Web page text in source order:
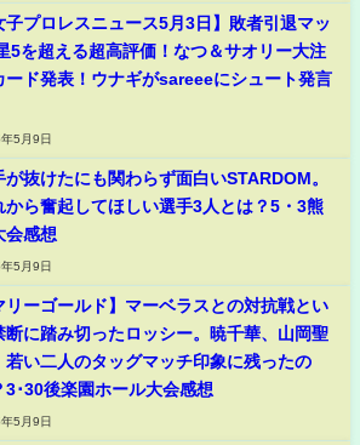
子プロレスニュース5月3日】敗者引退マッ
5を超える超高評価！なつ＆サオリー大注
ード発表！ウナギがsareeeにシュート発言
5月9日
が抜けたにも関わらず面白いSTARDOM。
から奮起してほしい選手3人とは？5・3熊
会感想
5月9日
リーゴールド】マーベラスとの対抗戦とい
断に踏み切ったロッシー。暁千華、山岡聖
若い二人のタッグマッチ印象に残ったの
3･30後楽園ホール大会感想
5月9日